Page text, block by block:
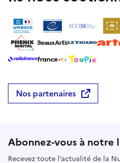
Nos partenaires
Abonnez-vous à
Recevez toute l’actualité de la